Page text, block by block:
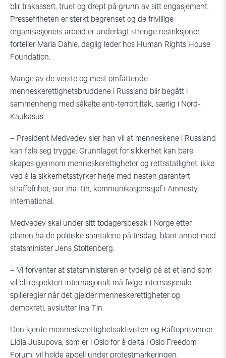
blir trakassert, truet og drept på grunn av sitt engasjement.
Pressefriheten er sterkt begrenset og de frivillige
organisasjoners arbeid er underlagt strenge restriksjoner,
forteller Maria Dahle, daglig leder hos Human Rights House
Foundation.
Mange av de verste og mest omfattende
menneskerettighetsbruddene i Russland blir begått i
sammenheng med såkalte anti-terrortiltak, særlig i Nord-
Kaukasus.
– President Medvedev sier han vil at menneskene i Russland
kan føle seg trygge. Grunnlaget for sikkerhet kan bare
skapes gjennom menneskerettigheter og rettsstatlighet, ikke
ved å la sikkerhetsstyrker herje med nesten garantert
straffefrihet, sier Ina Tin, kommunikasjonssjef i Amnesty
International.
Medvedev skal under sitt todagersbesøk i Norge etter
planen ha de politiske samtalene på tirsdag, blant annet med
statsminister Jens Stoltenberg.
– Vi forventer at statsministeren er tydelig på at et land som
vil bli respektert internasjonalt må følge internasjonale
spilleregler når det gjelder menneskerettigheter og
demokrati, avslutter Ina Tin.
Den kjente menneskerettighetsaktivisten og Raftoprisvinner
Lidia Jusupova, som er i Oslo for å delta i Oslo Freedom
Forum, vil holde appell under protestmarkeringen.